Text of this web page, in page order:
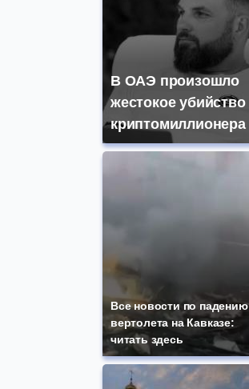
В ОАЭ произошло
жестокое убийство
криптомиллионера
Все новости по падению
вертолета на Кавказе:
читать здесь